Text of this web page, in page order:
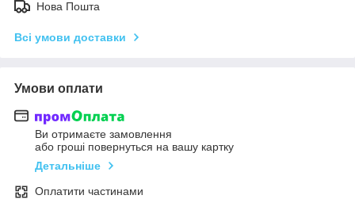
Нова Пошта
Всі умови доставки
Умови оплати
Ви отримаєте замовлення
або гроші повернуться на вашу картку
Детальніше
Оплатити частинами